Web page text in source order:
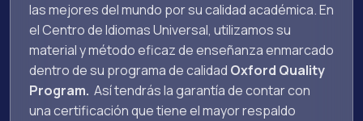
las mejores del mundo por su calidad académica. En
el Centro de Idiomas Universal, utilizamos su
material y método eficaz de enseñanza enmarcado
dentro de su programa de calidad Oxford Quality
Program. Así tendrás la garantía de contar con
una certificación que tiene el mayor respaldo